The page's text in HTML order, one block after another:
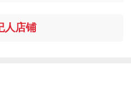
人店铺